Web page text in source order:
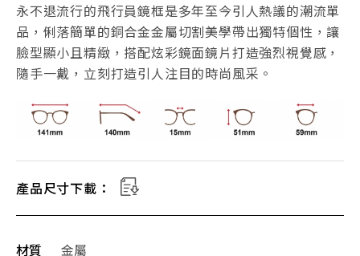
永不退流行的飛行員鏡框是多年至今引人熱議的潮流單
品，俐落簡單的銅合金金屬切割美學帶出獨特個性，讓
臉型顯小且精緻，搭配炫彩鏡面鏡片打造強烈視覺感，
隨手一戴，立刻打造引人注目的時尚風采。
產品尺寸下載：
材質
金屬